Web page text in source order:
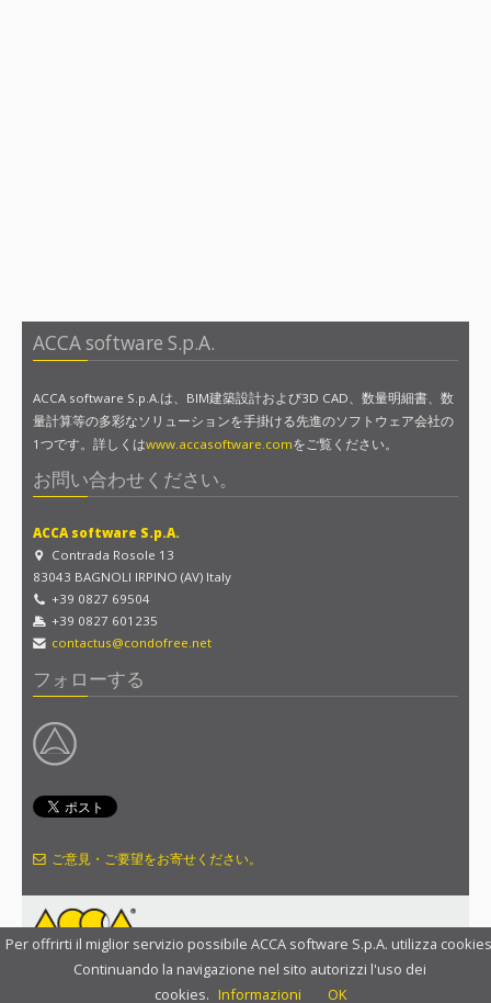
ACCA software S.p.A.
ACCA software S.p.A.は、BIM建築設計および3D CAD、数量明細書、数
量計算等の多彩なソリューションを手掛ける先進のソフトウェア会社の
1つです。詳しくはwww.accasoftware.comをご覧ください。
お問い合わせください。
ACCA software S.p.A.
Contrada Rosole 13
83043 BAGNOLI IRPINO (AV) Italy
+39 0827 69504
+39 0827 601235
contactus@condofree.net
フォローする
ご意見・ご要望をお寄せください。
Copyright 2014 ACCA software S.p.A. | プライバシーポリシー| 利用規約
Per offrirti il miglior servizio possibile ACCA software S.p.A. utilizza
Continuando la navigazione nel sito autorizzi l'uso dei
cookies. Informazioni OK